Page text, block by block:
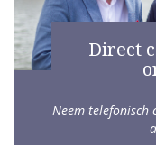
Direct
Neem